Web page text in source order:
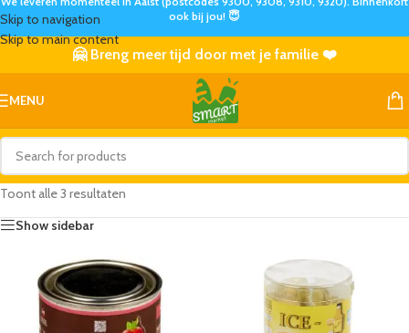
Skip to navigation
Skip to main content
ook bij jou! 😇
🤗 Breng meer tijd door met je familie ❤️
MENU
Toont alle 3 resultaten
Show sidebar